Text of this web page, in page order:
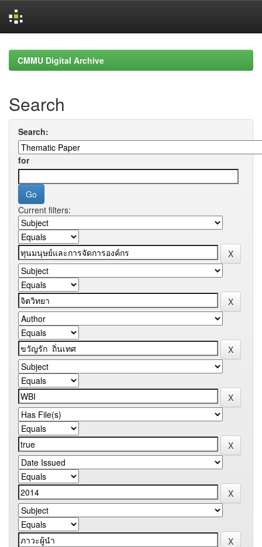
navigationCMMU Digital Archive
Search
Search:
for
Current filters: